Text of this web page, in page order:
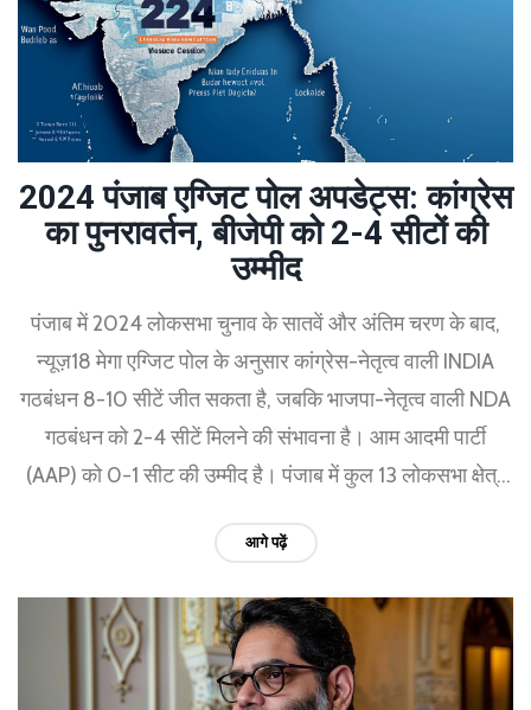
2024 पंजाब एग्जिट पोल अपडेट्स: कांग्रेस
का पुनरावर्तन, बीजेपी को 2-4 सीटों की
उम्मीद
पंजाब में 2024 लोकसभा चुनाव के सातवें और अंतिम चरण के बाद,
न्यूज़18 मेगा एग्जिट पोल के अनुसार कांग्रेस-नेतृत्व वाली INDIA
गठबंधन 8-10 सीटें जीत सकता है, जबकि भाजपा-नेतृत्व वाली NDA
गठबंधन को 2-4 सीटें मिलने की संभावना है। आम आदमी पार्टी
(AAP) को 0-1 सीट की उम्मीद है। पंजाब में कुल 13 लोकसभा क्षेत्र
आगे पढ़ें